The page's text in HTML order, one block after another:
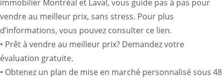
immobilier Montréal et Laval, vous guide pas à pas pour
vendre au meilleur prix, sans stress. Pour plus
d’informations, vous pouvez consulter ce lien.
• Prêt à vendre au meilleur prix? Demandez votre
évaluation gratuite.
• Obtenez un plan de mise en marché personnalisé sous 48